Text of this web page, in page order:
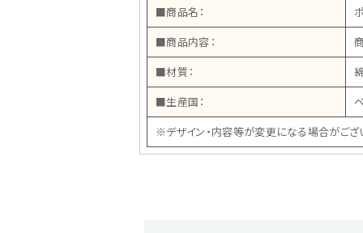
■商品名：
■商品内容：
■材質：
■生産国：
※デザイン・内容等が変更になる場合がござ